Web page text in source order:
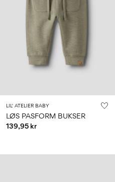
LIL' ATELIER BABY
LØS PASFORM BUKSER
139,95 kr